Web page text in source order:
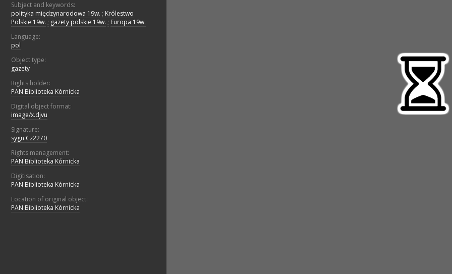
Subject and keywords:
polityka międzynarodowa 19w. ; Królestwo
Polskie 19w. ; gazety polskie 19w. ; Europa 19w.
Language:
pol
Object type:
gazety
Rights holder:
PAN Biblioteka Kórnicka
Digital object format:
image/x.djvu
Signature:
sygn.Cz2270
Rights management:
PAN Biblioteka Kórnicka
Digitisation:
PAN Biblioteka Kórnicka
Location of original object:
PAN Biblioteka Kórnicka